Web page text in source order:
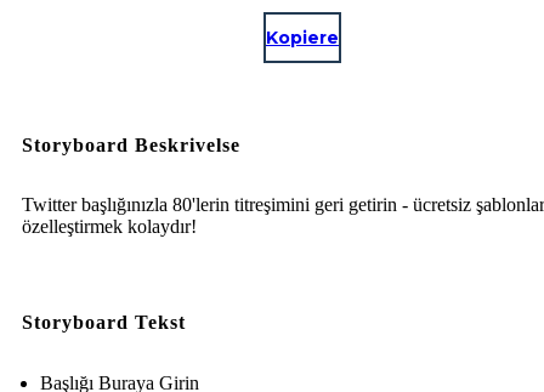
Kopiere
Storyboard Beskrivelse
Twitter başlığınızla 80'lerin titreşimini geri getirin - ücretsiz
özelleştirmek kolaydır!
Storyboard Tekst
Başlığı Buraya Girin